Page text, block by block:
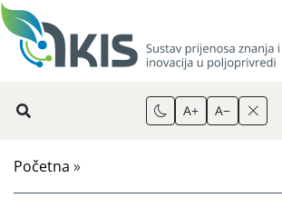
A+ A−
Početna »